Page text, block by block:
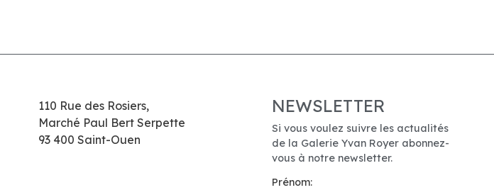
110 Rue des Rosiers,
Marché Paul Bert Serpette
93 400 Saint-Ouen
NEWSLETTER
Si vous voulez suivre les actualités
de la Galerie Yvan Royer abonnez-
vous à notre newsletter.
Prénom: